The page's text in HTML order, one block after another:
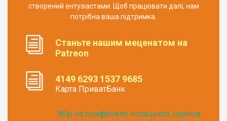
створений ентузіастами. Щоб працювати далі, нам
потрібна ваша підтримка.
Станьте нашим меценатом на
Patreon
4149 6293 1537 9685
Карта ПриватБанк
Збір на оцифровку козацьких церков